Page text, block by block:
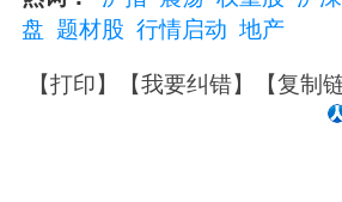
盘 题材股 行情启动 地产
【打印】【我要纠错】【复制